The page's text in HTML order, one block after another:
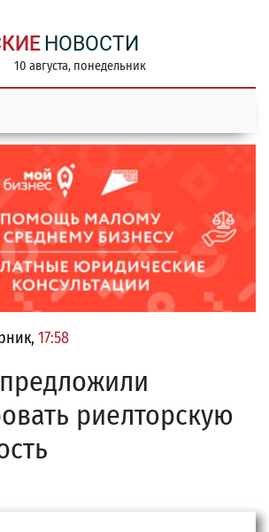
НОВОСТИ
10 августа, понедельник
17:58
риелторскую